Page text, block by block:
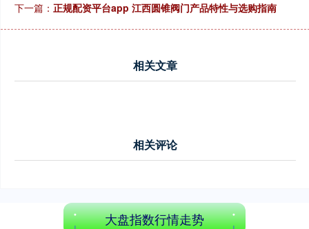
下一篇： 正规配资平台app 江西圆锥阀门产品特性与选购指南
相关文章
相关评论
大盘指数行情走势